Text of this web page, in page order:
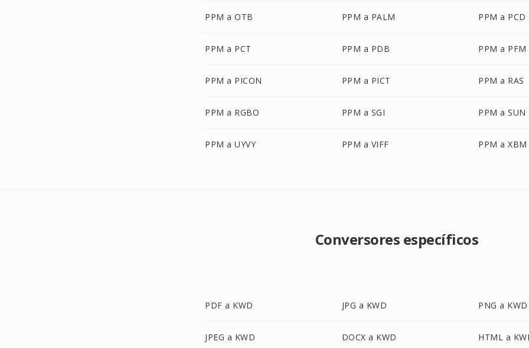
PPM a OTB PPM a PALM PPM a PCD
PPM a PCT PPM a PDB PPM a PFM
PPM a PICON PPM a PICT PPM a RAS
PPM a RGBO PPM a SGI PPM a SUN
PPM a UYVY PPM a VIFF PPM a XBM
Conversores específicos
PDF a KWD JPG a KWD PNG a KWD
JPEG a KWD DOCX a KWD HTML a